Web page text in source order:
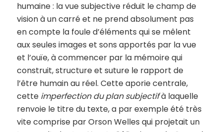
humaine : la vue subjective réduit le champ de
vision à un carré et ne prend absolument pas
en compte la foule d’éléments qui se mêlent
aux seules images et sons apportés par la vue
et l’ouïe, à commencer par la mémoire qui
construit, structure et suture le rapport de
l’être humain au réel. Cette aporie centrale,
cette imperfection du plan subjectifà laquelle
renvoie le titre du texte, a par exemple été très
vite comprise par Orson Welles qui projetait un